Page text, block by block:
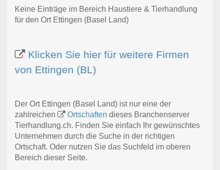
Keine Einträge im Bereich Haustiere & Tierhandlung
für den Ort Ettingen (Basel Land)
Klicken Sie hier für weitere Firmen
von Ettingen (BL)
Der Ort Ettingen (Basel Land) ist nur eine der
zahlreichen
Ortschaften dieses Branchenserver
Tierhandlung.ch. Finden Sie einfach Ihr gewünschtes
Unternehmen durch die Suche in der richtigen
Ortschaft. Oder nutzen Sie das Suchfeld im oberen
Bereich dieser Seite.